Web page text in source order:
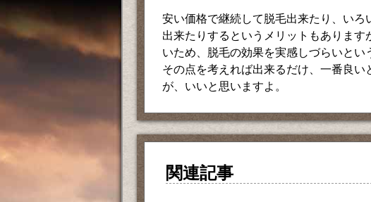
安い価格で継続して脱毛出来たり、い
出来たりするというメリットもありま
いため、脱毛の効果を実感しづらいとい
その点を考えれば出来るだけ、一番良
が、いいと思いますよ。
関連記事